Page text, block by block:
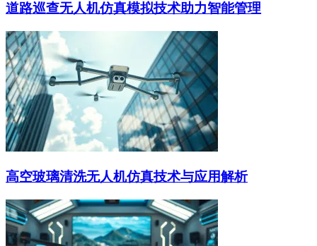
道路巡查无人机仿真模拟技术助力智能管理
高空玻璃清洗无人机仿真技术与应用解析